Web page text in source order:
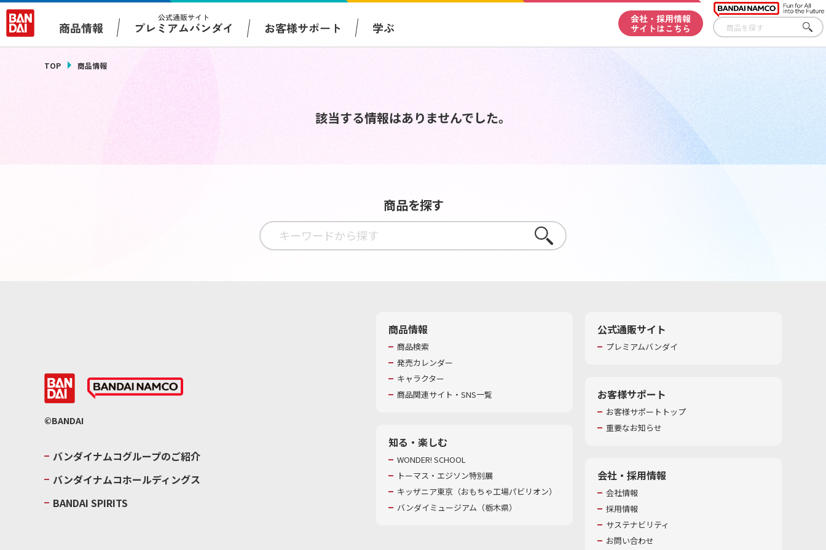
商品情報
公式通販サイト
プレミアムバンダイ お客様サポート 学ぶ
会社・採用情報
サイトはこちら
さが
す
TOP 商品情報
該当する情報はありませんでした。
商品を探す
さがす
©BANDAI
バンダイナムコグループのご紹介
バンダイナムコホールディングス
BANDAI SPIRITS
商品情報
商品検索
発売カレンダー
キャラクター
商品関連サイト・SNS一覧
知る・楽しむ
WONDER! SCHOOL
トーマス・エジソン特別展
キッザニア東京（おもちゃ工場パビリオン）​
バンダイミュージアム（栃木県）
公式通販サイト
プレミアムバンダイ
お客様サポート
お客様サポートトップ
重要なお知らせ
会社・採用情報
会社情報
採用情報
サステナビリティ
お問い合わせ